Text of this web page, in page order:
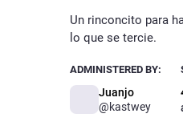
Un rinconcito para
lo que se tercie.
ADMINISTERED BY:
Juanjo
@kastwey